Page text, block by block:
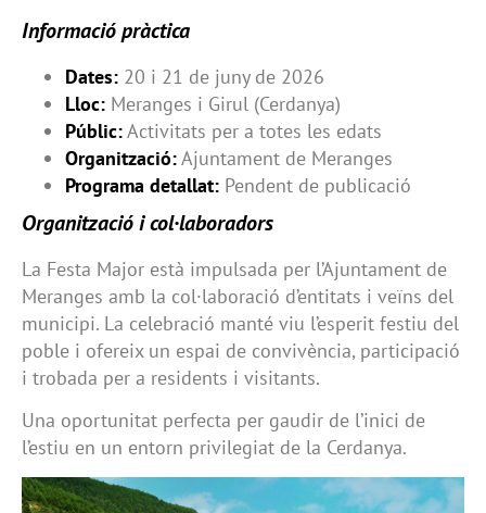
Informació pràctica
Dates: 20 i 21 de juny de 2026
Lloc: Meranges i Girul (Cerdanya)
Públic:Activitats per a totes les edats
Organització:Ajuntament de Meranges
Programa detallat: Pendent de publicació
Organització i col·laboradors
La Festa Major està impulsada per l’Ajuntament de
Meranges amb la col·laboració d’entitats i veïns del
municipi. La celebració manté viu l’esperit festiu del
poble i ofereix un espai de convivència, participació
i trobada per a residents i visitants.
Una oportunitat perfecta per gaudir de l’inici de
l’estiu en un entorn privilegiat de la Cerdanya.